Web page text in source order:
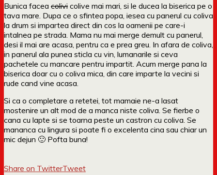
Bunica facea colivi colive mai mari, si le ducea la biserica pe o
tava mare. Dupa ce o sfintea popa, iesea cu panerul cu coliva
la drum si impartea direct din cos la oamenii pe care-i
intalnea pe strada. Mama nu mai merge demult cu panerul,
desi il mai are acasa, pentru ca e prea greu. In afara de coliva,
in panerul ala punea sticla cu vin, lumanarile si ceva
pachetele cu mancare pentru impartit. Acum merge pana la
biserica doar cu o coliva mica, din care imparte la vecini si
rude cand vine acasa.
Si ca o completare a retetei, tot mamaie ne-a lasat
mostenire un alt mod de a manca niste coliva. Se fierbe o
cana cu lapte si se toarna peste un castron cu coliva. Se
mananca cu lingura si poate fi o excelenta cina sau chiar un
mic dejun 🙂 Pofta buna!
Share on TwitterTweet